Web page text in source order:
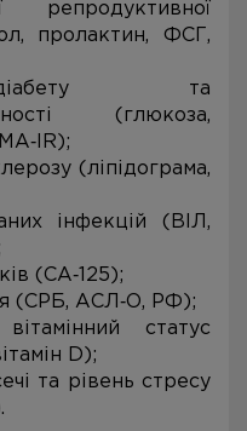
репродуктивної
пролактин, ФСГ,
та
(глюкоза,
(ліпідограма,
інфекцій (ВІЛ,
(СА‑125);
(СРБ, АСЛ‑О, РФ);
статус
D);
та рівень стресу